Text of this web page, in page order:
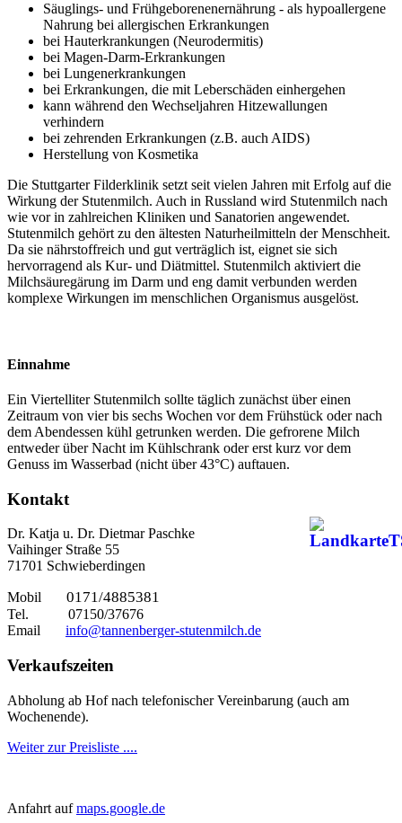
Säuglings- und Frühgeborenenernährung - als hypoallergene
Nahrung bei allergischen Erkrankungen
bei Hauterkrankungen (Neurodermitis)
bei Magen-Darm-Erkrankungen
bei Lungenerkrankungen
bei Erkrankungen, die mit Leberschäden einhergehen
kann während den Wechseljahren Hitzewallungen
verhindern
bei zehrenden Erkrankungen (z.B. auch AIDS)
Herstellung von Kosmetika
Die Stuttgarter Filderklinik setzt seit vielen Jahren mit Erfolg auf die
Wirkung der Stutenmilch. Auch in Russland wird Stutenmilch nach
wie vor in zahlreichen Kliniken und Sanatorien angewendet.
Stutenmilch gehört zu den ältesten Naturheilmitteln der Menschheit.
Da sie nährstoffreich und gut verträglich ist, eignet sie sich
hervorragend als Kur- und Diätmittel. Stutenmilch aktiviert die
Milchsäuregärung im Darm und eng damit verbunden werden
komplexe Wirkungen im menschlichen Organismus ausgelöst.
Einnahme
Ein Viertelliter Stutenmilch sollte täglich zunächst über einen
Zeitraum von vier bis sechs Wochen vor dem Frühstück oder nach
dem Abendessen kühl getrunken werden. Die gefrorene Milch
entweder über Nacht im Kühlschrank oder erst kurz vor dem
Genuss im Wasserbad (nicht über 43°C) auftauen.
Kontakt
Dr. Katja u. Dr. Dietmar Paschke
Vaihinger Straße 55
71701 Schwieberdingen
Mobil 0171/4885381
Tel. 07150/37676
Email info@tannenberger-stutenmilch.de
Verkaufszeiten
Abholung ab Hof nach telefonischer Vereinbarung (auch am
Wochenende).
Weiter zur Preisliste ....
Anfahrt aufmaps.google.de